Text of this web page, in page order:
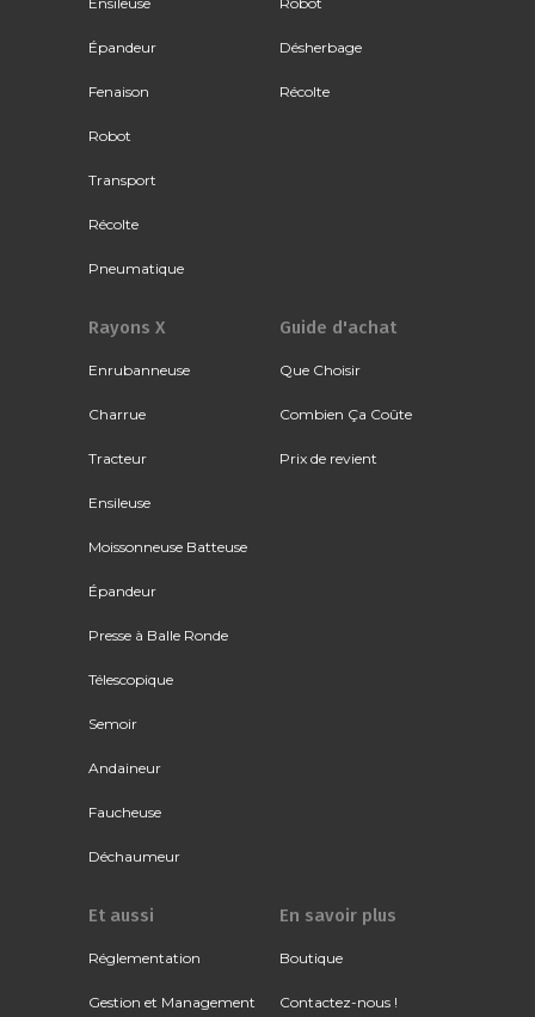
Épandeur
Fenaison
Robot
Transport
Récolte
Pneumatique
Désherbage
Récolte
Rayons X
Enrubanneuse
Charrue
Tracteur
Ensileuse
Moissonneuse Batteuse
Épandeur
Presse à Balle Ronde
Télescopique
Semoir
Andaineur
Faucheuse
Déchaumeur
Guide d'achat
Que Choisir
Combien Ça Coûte
Prix de revient
Et aussi
Réglementation
Gestion et Management
En savoir plus
Boutique
Contactez-nous !